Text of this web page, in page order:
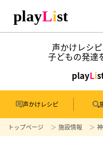
声かけレシ
子どもの発達
playLi
声かけレシピ
トップページ 施設情報